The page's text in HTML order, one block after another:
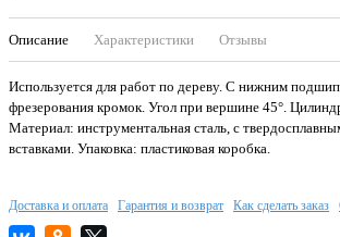
Описание Характеристики Отзывы
Используется для работ по дереву. С нижним
фрезерования кромок. Угол при вершине 45°.
Материал: инструментальная сталь, с
вставками. Упаковка: пластиковая коробка.
Доставка и оплата Гарантия и возврат Как сделать заказ